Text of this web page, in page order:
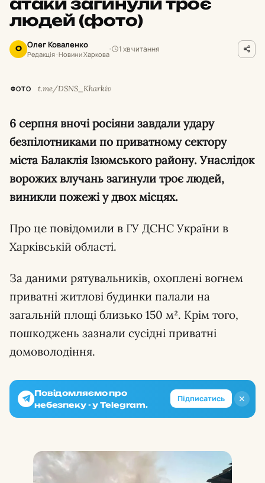
людей (фото)
О Олег Коваленко
Редакція · Новини Харкова
1 хв читання
ФОТО t.me/DSNS_Kharkiv
6 серпня вночі росіяни завдали удару
безпілотниками по приватному сектору
міста Балаклія Ізюмського району. Унаслідок
ворожих влучань загинули троє людей,
виникли пожежі у двох місцях.
Про це повідомили в ГУ ДСНС України в
Харківській області.
За даними рятувальників, охоплені вогнем
приватні житлові будинки палали на
загальній площі близько 150 м². Крім того,
пошкоджень зазнали сусідні приватні
домоволодіння.
✕
Повідомляємо про
небезпеку - у Telegram.
Підписатись